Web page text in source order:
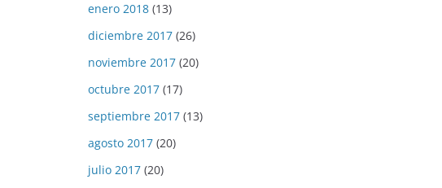
enero 2018 (13)
diciembre 2017 (26)
noviembre 2017 (20)
octubre 2017 (17)
septiembre 2017 (13)
agosto 2017 (20)
julio 2017 (20)